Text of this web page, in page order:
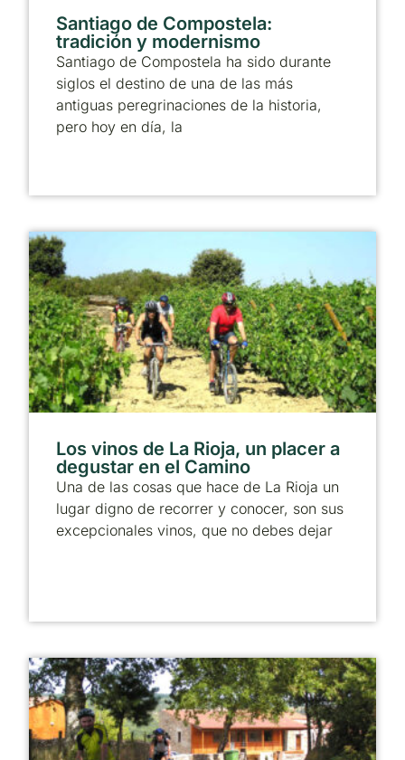
Santiago de Compostela:
tradición y modernismo
Santiago de Compostela ha sido durante
siglos el destino de una de las más
antiguas peregrinaciones de la historia,
pero hoy en día, la
Los vinos de La Rioja, un placer a
degustar en el Camino
Una de las cosas que hace de La Rioja un
lugar digno de recorrer y conocer, son sus
excepcionales vinos, que no debes dejar